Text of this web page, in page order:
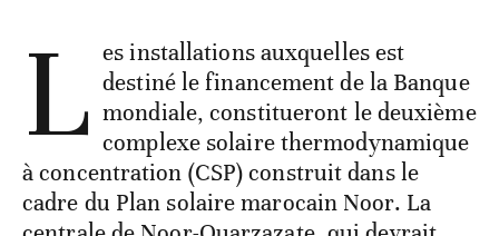
L es installations auxquelles est
destiné le financement de la Banque
mondiale, constitueront le deuxième
complexe solaire thermodynamique
à concentration (CSP) construit dans le
cadre du Plan solaire marocain Noor. La